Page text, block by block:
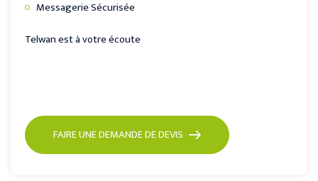
Messagerie Sécurisée
Telwan est à votre écoute
FAIRE UNE DEMANDE DE DEVIS